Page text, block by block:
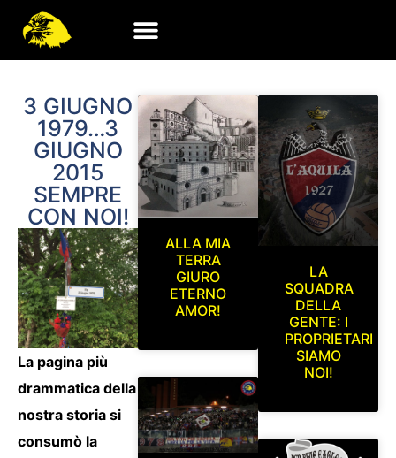
3 GIUGNO
1979…3
GIUGNO
2015
SEMPRE
CON NOI!
La pagina più
drammatica della
nostra storia si
consumò la
ALLA MIA
TERRA
GIURO
ETERNO
AMOR!
LA
SQUADRA
DELLA
GENTE: I
PROPRIETARI
SIAMO
NOI!